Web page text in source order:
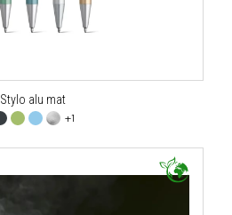
Stylo alu mat
+1